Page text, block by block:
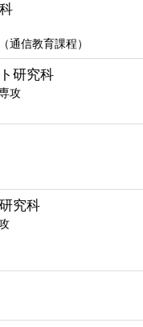
通信教育課程）
研究科
攻
究科